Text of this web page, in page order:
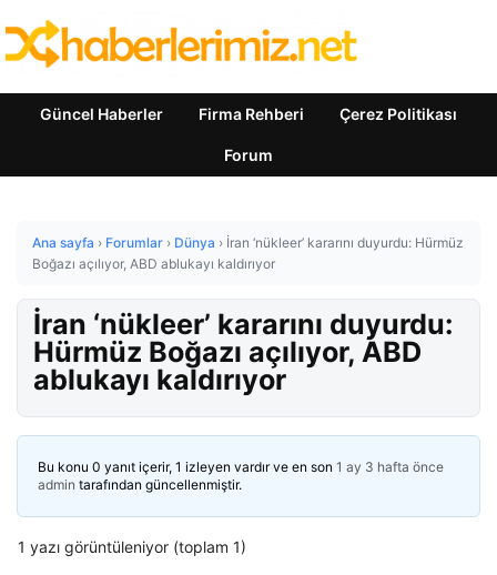
Güncel Haberler Firma Rehberi Çerez Politikası
Forum
Ana sayfa › Forumlar › Dünya › İran ‘nükleer’ kararını duyurdu: Hürmüz
Boğazı açılıyor, ABD ablukayı kaldırıyor
İran ‘nükleer’ kararını duyurdu:
Hürmüz Boğazı açılıyor, ABD
ablukayı kaldırıyor
Bu konu 0 yanıt içerir, 1 izleyen vardır ve en son 1 ay 3 hafta önce
admin tarafından güncellenmiştir.
1 yazı görüntüleniyor (toplam 1)